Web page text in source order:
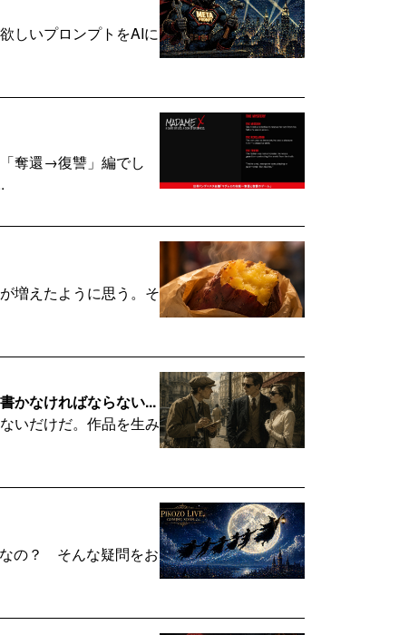
しいプロンプトをAIに
奪還→復讐」編でし
増えたように思う。そ
かなければならない...
いだけだ。作品を生み
の？ そんな疑問をお